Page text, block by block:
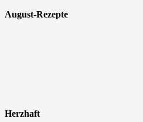
August-Rezepte
Herzhaft